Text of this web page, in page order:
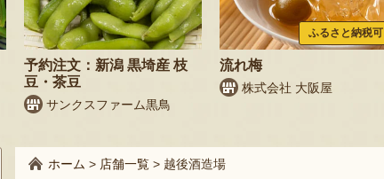
予約注文：新潟 黒埼産 枝
豆・茶豆
サンクスファーム黒鳥
ふるさと納税可
流れ梅
株式会社 大阪屋
ホーム > 店舗一覧 > 越後酒造場